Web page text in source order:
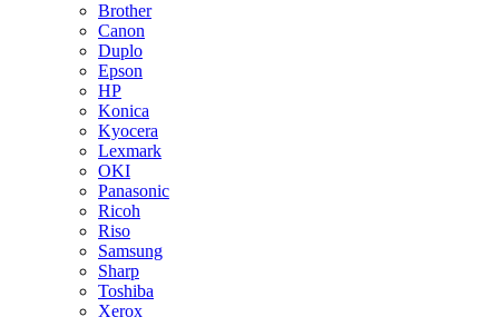
Brother
Canon
Duplo
Epson
HP
Konica
Kyocera
Lexmark
OKI
Panasonic
Ricoh
Riso
Samsung
Sharp
Toshiba
Xerox